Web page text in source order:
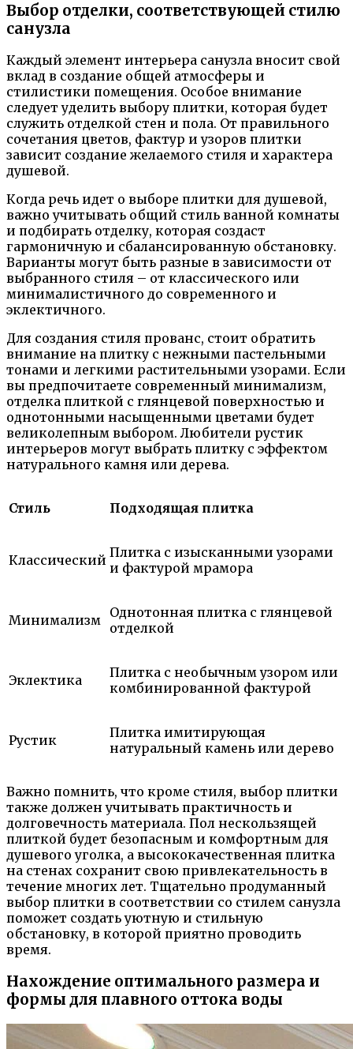
Выбор отделки, соответствующей стилю
санузла
Каждый элемент интерьера санузла вносит свой
вклад в создание общей атмосферы и
стилистики помещения. Особое внимание
следует уделить выбору плитки, которая будет
служить отделкой стен и пола. От правильного
сочетания цветов, фактур и узоров плитки
зависит создание желаемого стиля и характера
душевой.
Когда речь идет о выборе плитки для душевой,
важно учитывать общий стиль ванной комнаты
и подбирать отделку, которая создаст
гармоничную и сбалансированную обстановку.
Варианты могут быть разные в зависимости от
выбранного стиля – от классического или
минималистичного до современного и
эклектичного.
Для создания стиля прованс, стоит обратить
внимание на плитку с нежными пастельными
тонами и легкими растительными узорами. Если
вы предпочитаете современный минимализм,
отделка плиткой с глянцевой поверхностью и
однотонными насыщенными цветами будет
великолепным выбором. Любители рустик
интерьеров могут выбрать плитку с эффектом
натурального камня или дерева.
Стиль Подходящая плитка
Классический Плитка с изысканными узорами
и фактурой мрамора
Минимализм Однотонная плитка с глянцевой
отделкой
Эклектика
Плитка с необычным узором или
комбинированной фактурой
Рустик
Плитка имитирующая
натуральный камень или дерево
Важно помнить, что кроме стиля, выбор плитки
также должен учитывать практичность и
долговечность материала. Пол нескользящей
плиткой будет безопасным и комфортным для
душевого уголка, а высококачественная плитка
на стенах сохранит свою привлекательность в
течение многих лет. Тщательно продуманный
выбор плитки в соответствии со стилем санузла
поможет создать уютную и стильную
обстановку, в которой приятно проводить
время.
Нахождение оптимального размера и
формы для плавного оттока воды